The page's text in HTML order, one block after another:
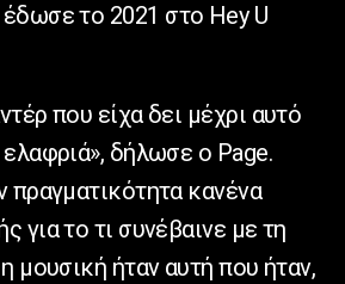
το 2021 στο Hey U
που είχα δει μέχρι αυτό
δήλωσε ο Page.
πραγματικότητα κανένα
για το τι συνέβαινε με τη
μουσική ήταν αυτή που ήταν,